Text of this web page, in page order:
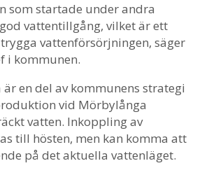
som startade under andra
vattentillgång, vilket är ett
vattenförsörjningen, säger
i kommunen.
en del av kommunens strategi
vid Mörbylånga
vatten. Inkoppling av
till hösten, men kan komma att
på det aktuella vattenläget.